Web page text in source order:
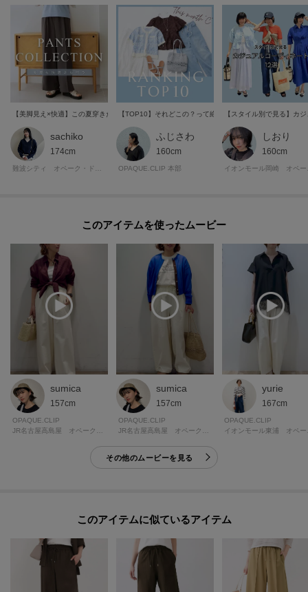
モデル情報：身長168cm B81 W60 H89 着用サイズ：38（M）
【美脚見え×快適】この夏穿きたいパンツコレクション
sachiko
174cm
【TOP10】それどこの？って絶対聞かれる！夏におすすめ
ふじさわ
160cm
OPAQUE.CLIP 本部
【スタイル別で見る】カ
しおり
160cm
このアイテムを使ったムービー
sumica
157cm
OPAQUE.CLIP
sumica
157cm
OPAQUE.CLIP
yurie
167cm
OPAQUE.CLIP
その他のムービーを見る
このアイテムに似ているアイテム